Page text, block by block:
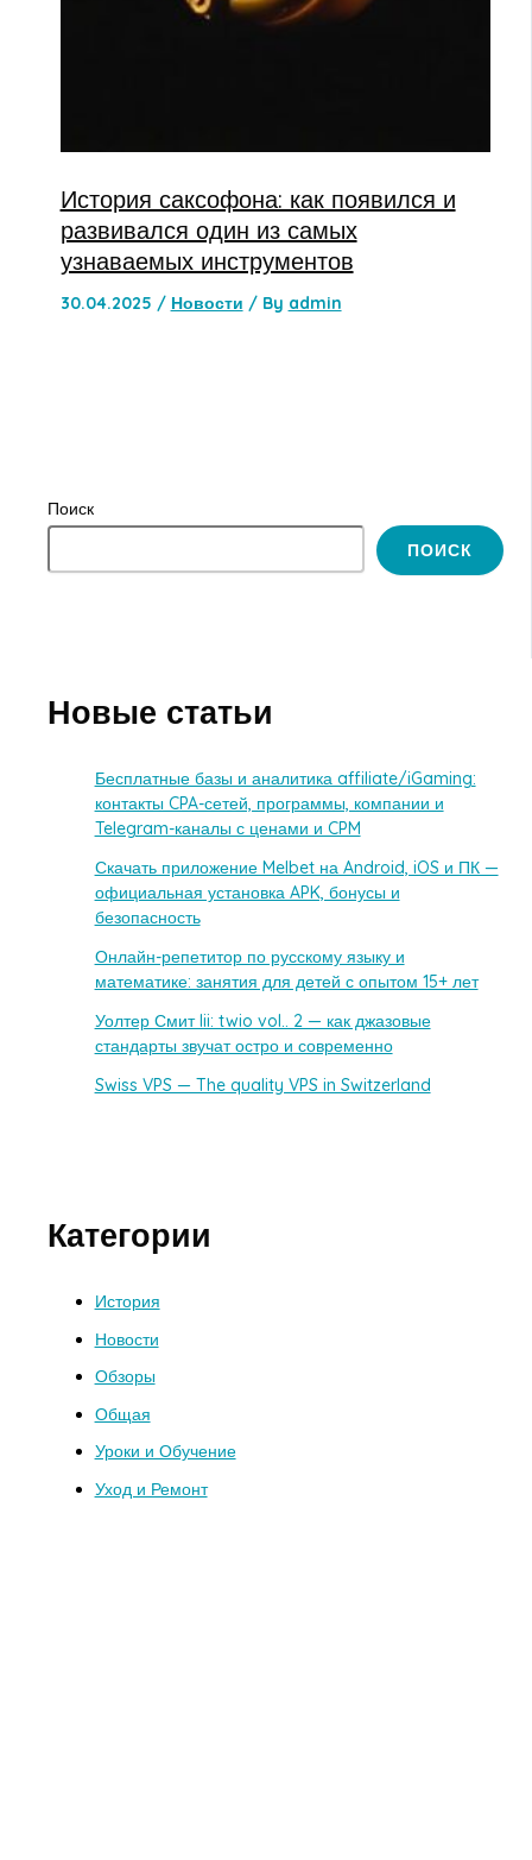
Поиск
ПОИСК
Новые статьи
Бесплатные базы и аналитика affiliate/iGaming:
контакты CPA-сетей, программы, компании и
Telegram-каналы с ценами и CPM
Скачать приложение Melbet на Android, iOS и ПК —
официальная установка APK, бонусы и
безопасность
Онлайн-репетитор по русскому языку и
математике: занятия для детей с опытом 15+ лет
Уолтер Смит Iii: twio vol.. 2 — как джазовые
стандарты звучат остро и современно
Swiss VPS — The quality VPS in Switzerland
Категории
История
Новости
Обзоры
Общая
Уроки и Обучение
Уход и Ремонт
История саксофона: как появился и
развивался один из самых
узнаваемых инструментов
30.04.2025 / Новости / By admin